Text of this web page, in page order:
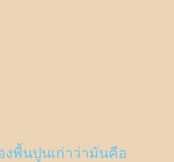
พื้นปูนเก่าว่ามันคือ